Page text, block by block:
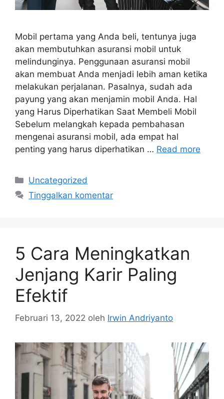
Mobil pertama yang Anda beli, tentunya juga
akan membutuhkan asuransi mobil untuk
melindunginya. Penggunaan asuransi mobil
akan membuat Anda menjadi lebih aman ketika
melakukan perjalanan. Pasalnya, sudah ada
payung yang akan menjamin mobil Anda. Hal
yang Harus Diperhatikan Saat Membeli Mobil
Sebelum melangkah kepada pembahasan
mengenai asuransi mobil, ada empat hal
penting yang harus diperhatikan … Read more
Kategori
Uncategorized
Tinggalkan komentar
5 Cara Meningkatkan
Jenjang Karir Paling
Efektif
Februari 13, 2022 oleh Irwin Andriyanto